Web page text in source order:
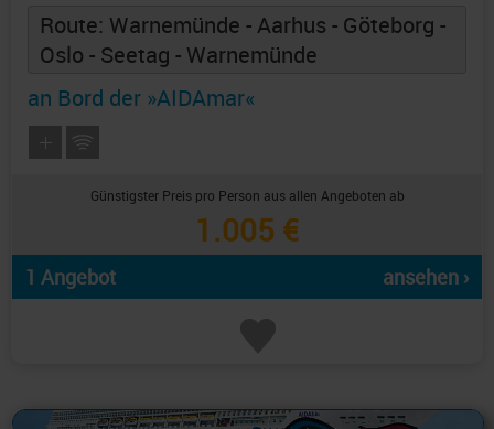
Route: Warnemünde - Aarhus - Göteborg -
Oslo - Seetag - Warnemünde
an Bord der »AIDAmar«
Günstigster Preis pro Person aus allen Angeboten ab
1.005 €
1 Angebot ansehen ›
Alles Bildmaterial von AIDAcruises ist ©AIDAcruises